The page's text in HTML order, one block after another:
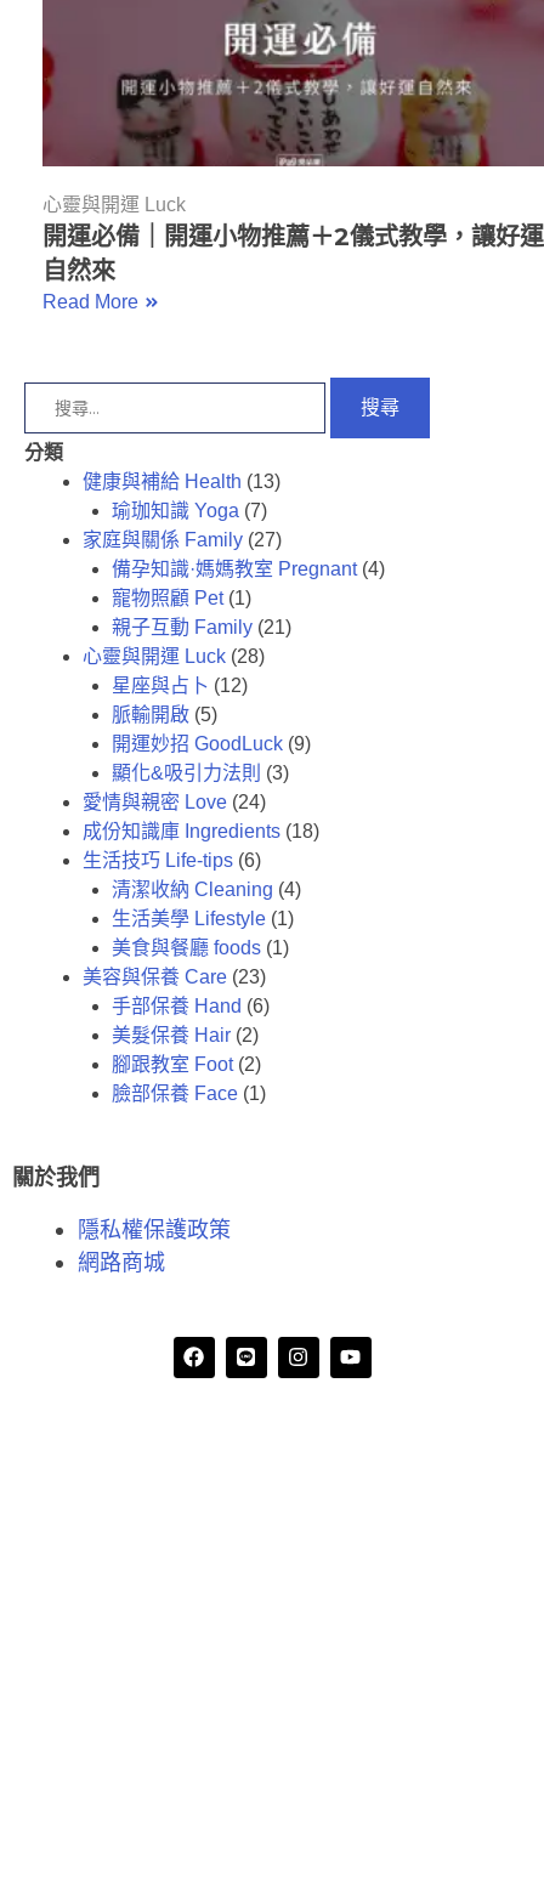
心靈與開運 Luck
開運必備｜開運小物推薦＋2儀式教學，讓好運
自然來
Read More
分類
健康與補給 Health (13)
瑜珈知識 Yoga (7)
家庭與關係 Family (27)
備孕知識·媽媽教室 Pregnant(4)
寵物照顧 Pet(1)
親子互動 Family (21)
心靈與開運 Luck (28)
星座與占卜 (12)
脈輸開啟 (5)
開運妙招 GoodLuck (9)
顯化&吸引力法則 (3)
愛情與親密 Love (24)
成份知識庫 Ingredients (18)
生活技巧 Life-tips (6)
清潔收納 Cleaning (4)
生活美學 Lifestyle (1)
美食與餐廳 foods (1)
美容與保養 Care (23)
手部保養 Hand (6)
美髮保養 Hair (2)
腳跟教室 Foot(2)
臉部保養 Face (1)
關於我們
隱私權保護政策
網路商城